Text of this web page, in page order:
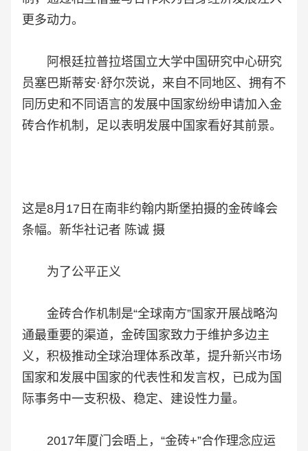
更多动力。
阿根廷拉普拉塔国立大学中国研究中心研究
员塞巴斯蒂安·舒尔茨说，来自不同地区、拥有不
同历史和不同语言的发展中国家纷纷申请加入金
砖合作机制，足以表明发展中国家看好其前景。
这是8月17日在南非约翰内斯堡拍摄的金砖峰会
条幅。新华社记者 陈诚 摄
为了公平正义
金砖合作机制是“全球南方”国家开展战略沟
通最重要的渠道，金砖国家致力于维护多边主
义，积极推动全球治理体系改革，提升新兴市场
国家和发展中国家的代表性和发言权，已成为国
际事务中一支积极、稳定、建设性力量。
2017年厦门会晤上，“金砖+”合作理念应运